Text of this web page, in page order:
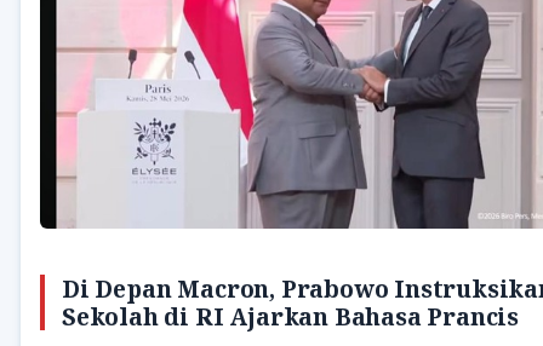
Di Depan Macron, Prabowo
Sekolah di RI Ajarkan Bahasa Prancis